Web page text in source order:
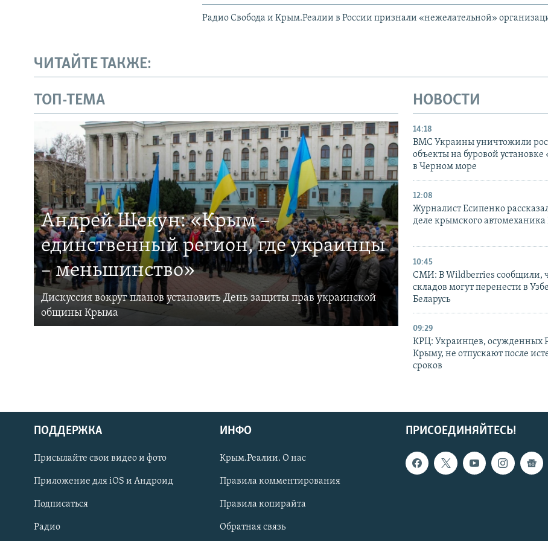
Українською
Qırımtatar
ПРИСОЕДИНЯЙТЕСЬ!
Радио Свобода и Крым.Реалии в России признали «нежелательной»
ЧИТАЙТЕ ТАКЖЕ:
ТОП-ТЕМА
Андрей Щекун: «Крым –
единственный регион, где украинцы
– меньшинство»
Дискуссия вокруг планов установить День защиты прав украинской
общины Крыма
НОВОСТИ
14:18
ВМС Украины уничтожили
объекты на буровой
в Черном море
12:08
Журналист Есипенко
деле крымского
10:45
СМИ: В Wildberries сообщили,
складов могут перенести в
Беларусь
09:29
КРЦ: Украинцев, осужденных
Крыму, не отпускают после
сроков
ПРИСОЕДИНЯЙТЕСЬ!
ПОДДЕРЖКА
Присылайте свои видео и фото
Приложение для iOS и Андроид
Подписаться
Радио
ИНФО
Крым.Реалии. О нас
Правила комментирования
Правила копирайта
Обратная связь